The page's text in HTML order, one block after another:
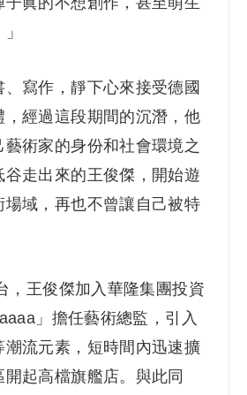
寫作，靜下心來接受德國
，經過這段期間的沉潛，他
術家的身份和社會環境之
谷走出來的王俊傑，開始遊
場域，再也不曾讓自己被特
，王俊傑加入華隆集團投資
」擔任藝術總監，引入
潮流元素，短時間內迅速擴
起高檔旗艦店。與此同